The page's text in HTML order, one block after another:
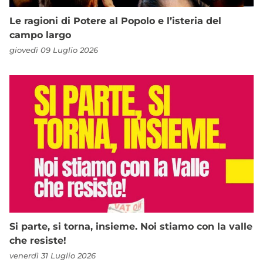
Le ragioni di Potere al Popolo e l’isteria del
campo largo
giovedì 09 Luglio 2026
Si parte, si torna, insieme. Noi stiamo con la valle
che resiste!
venerdì 31 Luglio 2026